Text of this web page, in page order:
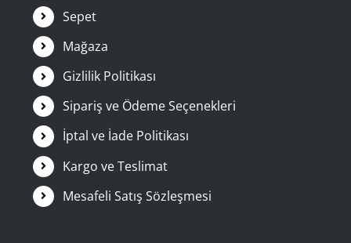
Sepet
Mağaza
Gizlilik Politikası
Sipariş ve Ödeme Seçenekleri
İptal ve İade Politikası
Kargo ve Teslimat
Mesafeli Satış Sözleşmesi